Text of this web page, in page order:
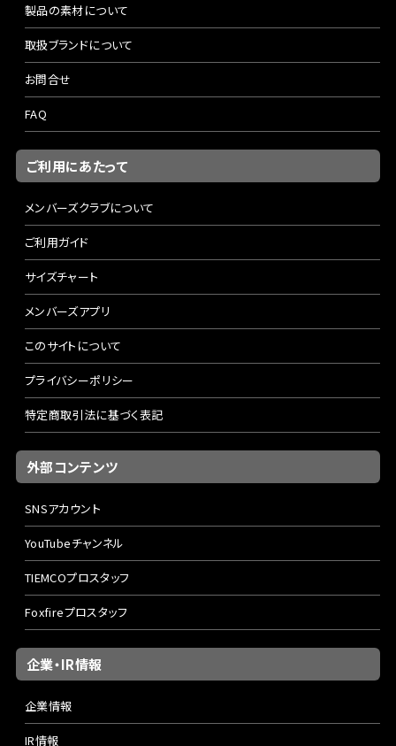
製品の素材について
取扱ブランドについて
お問合せ
FAQ
ご利用にあたって
メンバーズクラブについて
ご利用ガイド
サイズチャート
メンバーズアプリ
このサイトについて
プライバシーポリシー
特定商取引法に基づく表記
外部コンテンツ
SNSアカウント
YouTubeチャンネル
TIEMCOプロスタッフ
Foxfireプロスタッフ
企業・IR情報
企業情報
IR情報